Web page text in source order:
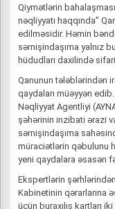
Qiymətlərin
nəqliyyatı haqqında”
edilməsidir. Həmin
sərnişindaşıma yalnız
hüdudları daxilində
Qanunun tələblərindən
qaydaları müəyyən
Nəqliyyat Agentliyi
şəhərinin inzibati ərazi
sərnişindaşıma
müraciətlərin qəbulunu
yeni qaydalara əsasən
Ekspertlərin
Kabinetinin qərarlarına
üçün buraxılış kartları